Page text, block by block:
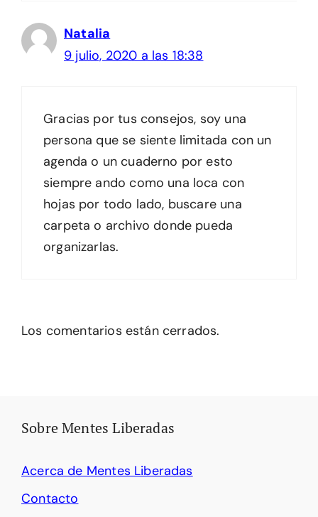
Natalia
9 julio, 2020 a las 18:38
Gracias por tus consejos, soy una
persona que se siente limitada con un
agenda o un cuaderno por esto
siempre ando como una loca con
hojas por todo lado, buscare una
carpeta o archivo donde pueda
organizarlas.
Los comentarios están cerrados.
Sobre Mentes Liberadas
Acerca de Mentes Liberadas
Contacto